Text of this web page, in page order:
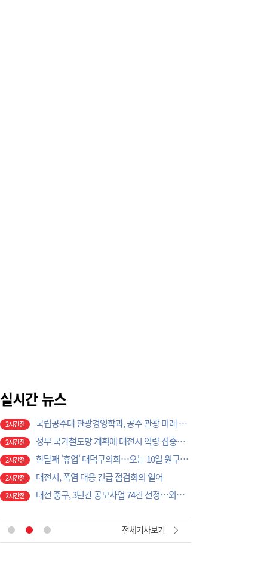
실시간 뉴스
2시간전
대전시, 폭염 대응 긴급 점검회의 열어
2시간전 대전 중구, 3년간 공모사업 74건 선정…외부재원 1099억 확보
2시간전 황인호 동구청장 민선 9기 동 타운홀미팅…16개동 순회
2시간전 탄천농협, 농심천심 운동 일환 ‘농촌왕진버스’ 운영
2시간전
2시간전 檢 보완수사 폐지 형소법에 숨은 ‘이의신청 3개월 제한’…황운하는 30일 추진
2시간전 인공위성 기업 컨텍-AP위성, 루마니아에 지상국 시스템 전수
2시간전
전체기사보기